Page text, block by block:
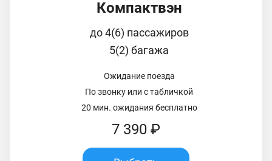
Компактвэн
до 4(6) пассажиров
5(2) багажа
Ожидание поезда
По звонку или с табличкой
20 мин. ожидания бесплатно
7 390 ₽